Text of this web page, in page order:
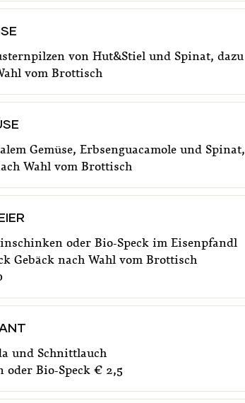
von Hut&Stiel und Spinat, dazu
vom Brottisch
Gemüse, Erbsenguacamole und Spinat,
Wahl vom Brottisch
oder Bio-Speck im Eisenpfandl
Gebäck nach Wahl vom Brottisch
und Schnittlauch
Bio-Speck € 2,5